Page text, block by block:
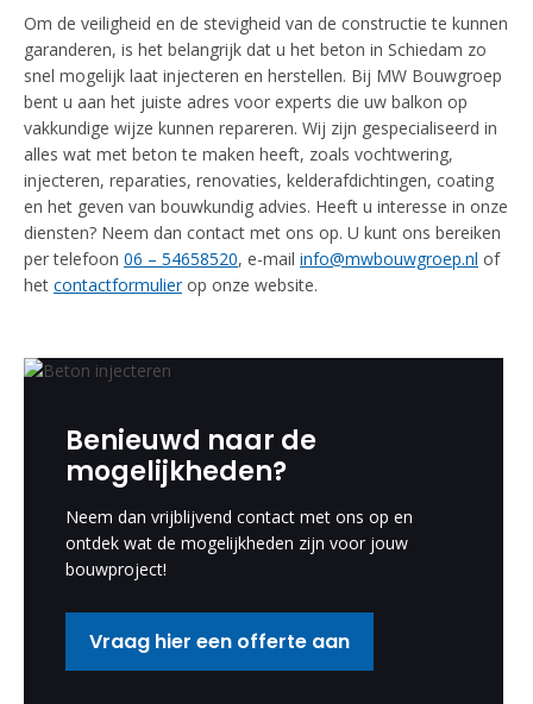
Om de veiligheid en de stevigheid van de constructie te kunnen
garanderen, is het belangrijk dat u het beton in Schiedam zo
snel mogelijk laat injecteren en herstellen. Bij MW Bouwgroep
bent u aan het juiste adres voor experts die uw balkon op
vakkundige wijze kunnen repareren. Wij zijn gespecialiseerd in
alles wat met beton te maken heeft, zoals vochtwering,
injecteren, reparaties, renovaties, kelderafdichtingen, coating
en het geven van bouwkundig advies. Heeft u interesse in onze
diensten? Neem dan contact met ons op. U kunt ons bereiken
per telefoon 06 – 54658520, e-mail info@mwbouwgroep.nl of
het contactformulierop onze website.
Benieuwd naar de
mogelijkheden?
Neem dan vrijblijvend contact met ons op en
ontdek wat de mogelijkheden zijn voor jouw
bouwproject!
Vraag hier een offerte aan